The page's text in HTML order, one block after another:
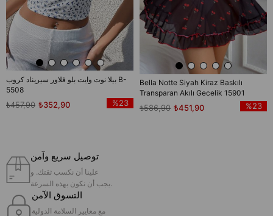
بيلا نوت وايت بلو فلاور سيريناد كروب B-
5508
₺352,90
₺457,90 %23
Bella Notte Siyah Kiraz Baskılı
Transparan Akılı Gecelik 15901
₺451,90
₺586,90 %23
توصيل سريع وآمن
علينا أن نكسب ثقتك. و
التسوق الآمن
مع معايير السلامة الدولية